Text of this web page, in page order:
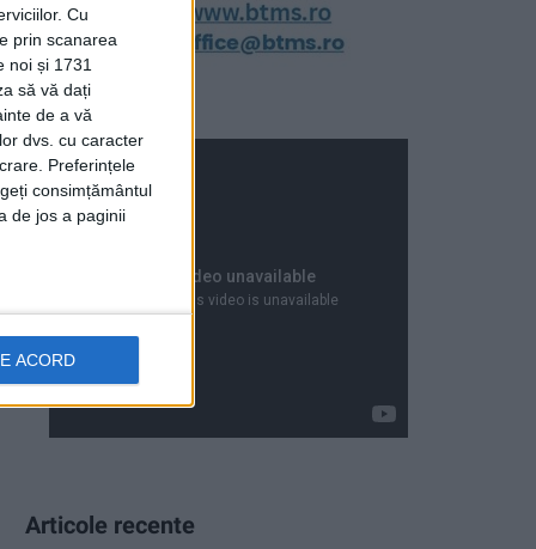
Cu
prin scanarea
noi și 1731
să vă dați
de a vă
dvs. cu caracter
Preferințele
consimțământul
de jos a paginii
ACORD
Articole recente